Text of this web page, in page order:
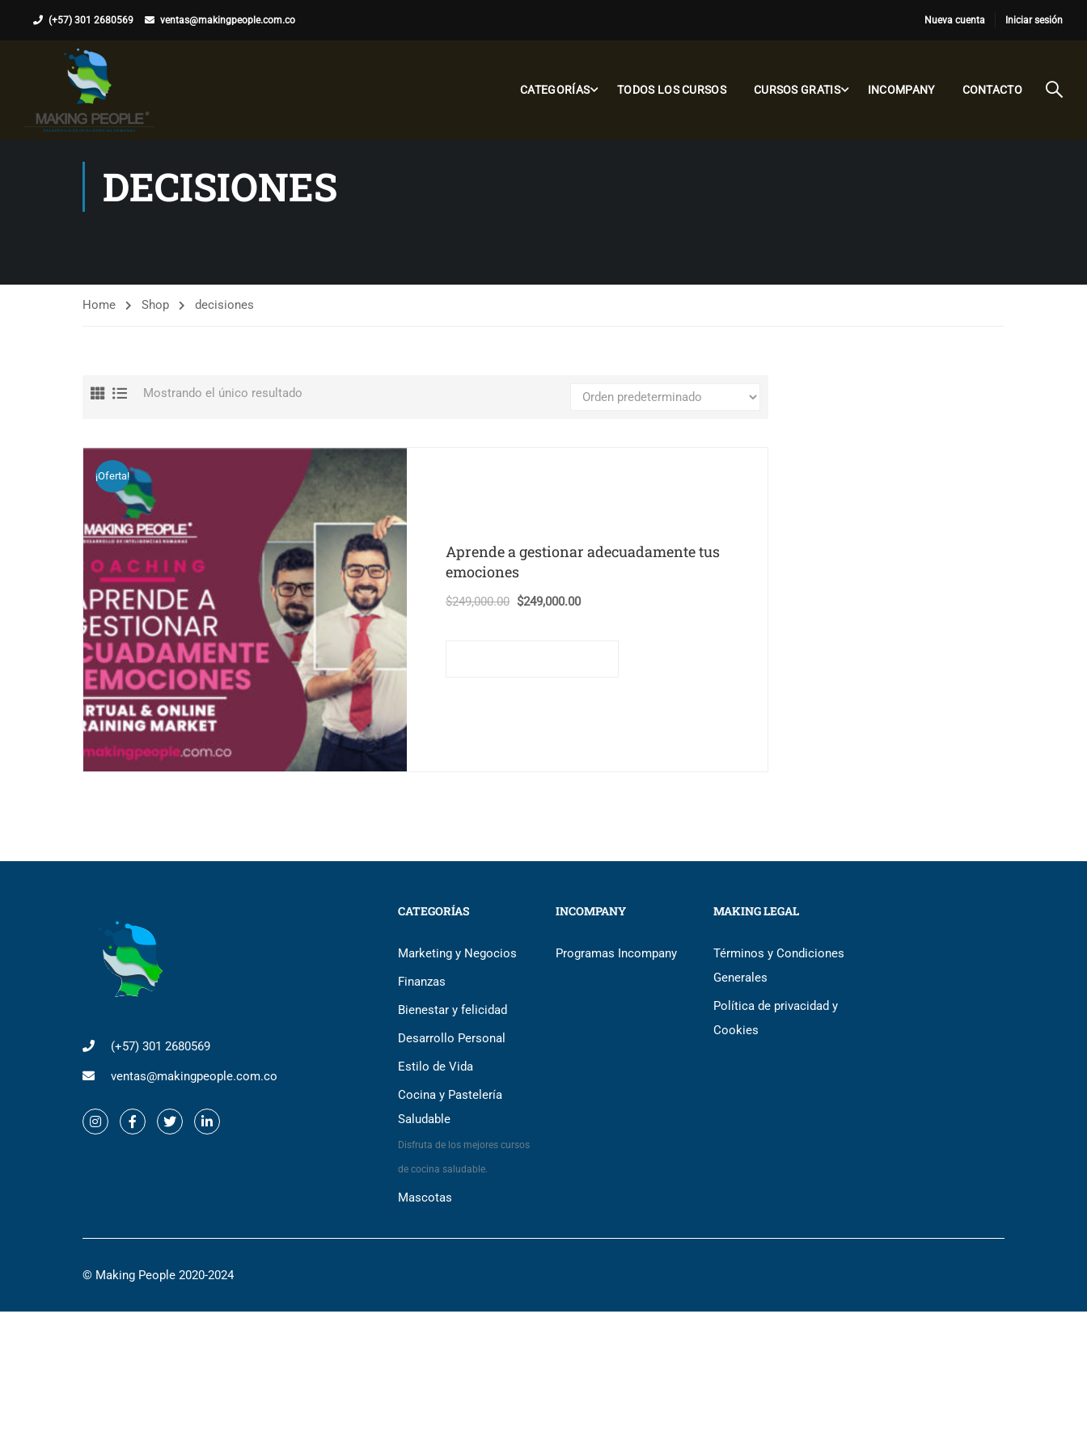
(+57) 301 2680569 ventas@makingpeople.com.co Nueva cuenta Iniciar sesión
CATEGORÍAS TODOS LOS CURSOS CURSOS GRATIS INCOMPANY CONTACTO
DECISIONES
Home Shop decisiones
Mostrando el único resultado
¡Oferta!
Aprende a gestionar adecuadamente tus
emociones
$249,000.00 El
$249,000.00El
(+57) 301 2680569
ventas@makingpeople.com.co
CATEGORÍAS
Marketing y Negocios
Finanzas
Bienestar y felicidad
Desarrollo Personal
Estilo de Vida
Cocina y Pastelería
Saludable
Disfruta de los mejores cursos
de cocina saludable.
Mascotas
INCOMPANY
Programas Incompany
MAKING LEGAL
Términos y Condiciones
Generales
Política de privacidad y
Cookies
© Making People 2020-2024